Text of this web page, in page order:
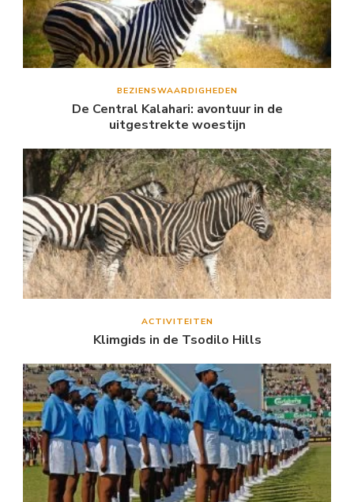
BEZIENSWAARDIGHEDEN
De Central Kalahari: avontuur in de
uitgestrekte woestijn
ACTIVITEITEN
Klimgids in de Tsodilo Hills